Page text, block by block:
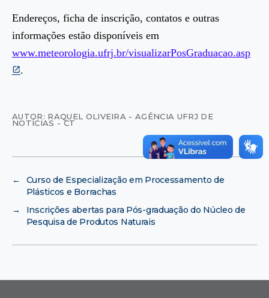
Endereços, ficha de inscrição, contatos e outras
informações estão disponíveis em
www.meteorologia.ufrj.br/visualizarPosGraduacao.asp
.
AUTOR: RAQUEL OLIVEIRA - AGÊNCIA UFRJ DE
NOTÍCIAS - CT
←
Curso de Especialização em Processamento de
Plásticos e Borrachas
→
Inscrições abertas para Pós-graduação do Núcleo de
Pesquisa de Produtos Naturais